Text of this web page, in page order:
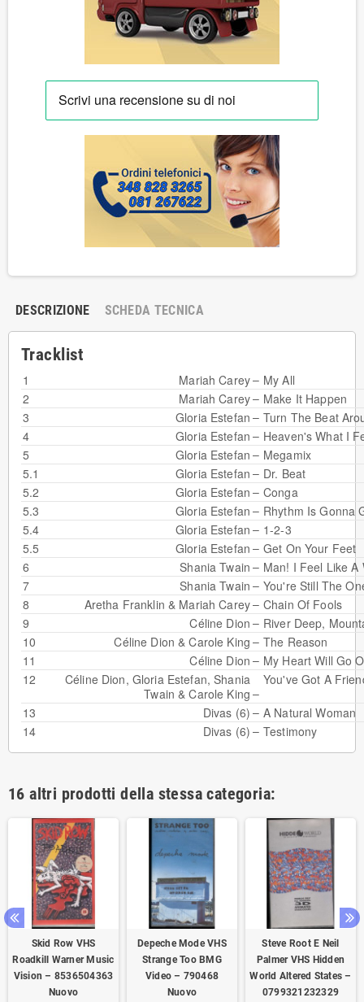
DESCRIZIONE SCHEDA TECNICA
Tracklist
1 Mariah Carey– My All
2
Mariah Carey– Make It Happen
3
Gloria Estefan – Turn The Beat
4
Gloria Estefan – Heaven's What I
5
Gloria Estefan – Megamix
5.1
Gloria Estefan – Dr. Beat
5.2
Gloria Estefan – Conga
5.3
Gloria Estefan – Rhythm Is Gonna
5.4
Gloria Estefan – 1-2-3
5.5
Gloria Estefan – Get On Your Feet
6
Shania Twain – Man! I Feel Like A
7
Shania Twain – You're Still The
8
Aretha Franklin & Mariah Carey– Chain Of Fools
9
Céline Dion – River Deep,
10
Céline Dion &Carole King – The Reason
11
Céline Dion – My Heart Will Go
12
Céline Dion, Gloria Estefan,Shania
Twain &Carole King –
You've Got A
13 Divas (6) – A Natural Woman
14
Divas (6) – Testimony
16 altri prodotti della stessa categoria:
Skid Row VHS
Roadkill Warner Music
Vision – 8536504363
Nuovo
Depeche Mode VHS
Strange Too BMG
Video – 790468
Nuovo
Steve Root E Neil
Palmer VHS Hidden
World Altered States –
0799321232329